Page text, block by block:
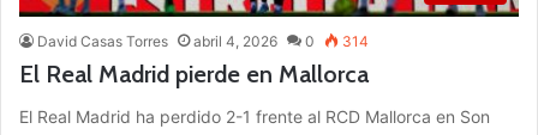
David Casas Torres abril 4, 2026 0 314
El Real Madrid pierde en Mallorca
El Real Madrid ha perdido 2-1 frente al RCD Mallorca en Son